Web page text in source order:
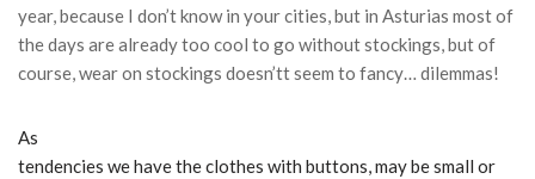
year, because I don’t know in your cities, but in Asturias most of
the days are already too cool to go without stockings, but of
course, wear on stockings doesn’tt seem to fancy… dilemmas!
As
tendencies we have the clothes with buttons, may be small or